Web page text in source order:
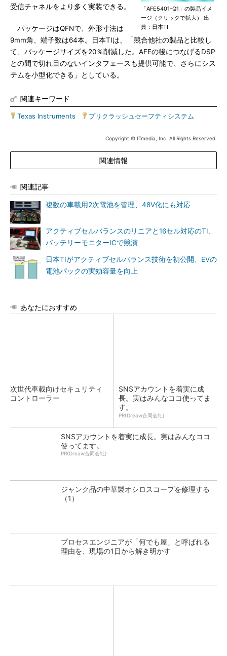
「AFE5401-Q1」の製品イメ
ージ（クリックで拡大） 出
典：日本TI
受信チャネルをより多く実装できる。
パッケージはQFNで、外形寸法は
9mm角、端子数は64本。日本TIは、「競合他社の製品と比較し
て、パッケージサイズを20％削減した。AFEの後につなげるDSP
との間で切れ目のないインタフェースも提供可能で、さらにシス
テムを小型化できる」としている。
関連キーワード
Texas Instruments プリクラッシュセーフティシステム
Copyright © ITmedia, Inc. All Rights Reserved.
関連情報
関連記事
複数の車載用2次電池を管理、48V化にも対応
アクティブセルバランスのリニアと16セル対応のTI、
バッテリーモニターICで競演
日本TIがアクティブセルバランス技術を初公開、EVの
電池パックの実効容量を向上
あなたにおすすめ
次世代車載向けセキュリティ
コントローラー
SNSアカウントを着実に成
長。実はみんなココ使ってま
す。
PR(Dreaw合同会社)
SNSアカウントを着実に成長。実はみんなココ
使ってます。
PR(Dreaw合同会社)
ジャンク品の中華製オシロスコープを修理する
（1）
プロセスエンジニアが「何でも屋」と呼ばれる
理由を、現場の1日から解き明かす